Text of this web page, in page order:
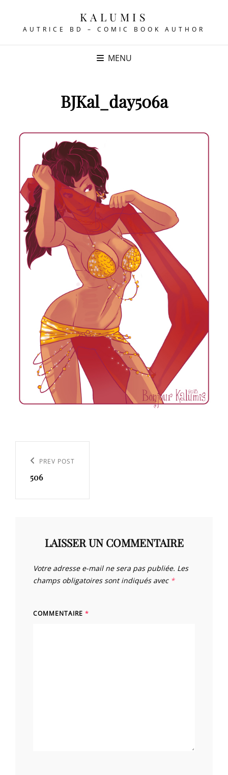
KALUMIS
AUTRICE BD – COMIC BOOK AUTHOR
MENU
BJKal_day506a
l’article
Previous
Post
PREV POST
506
LAISSER UN COMMENTAIRE
Votre adresse e-mail ne sera pas publiée. Les
champs obligatoires sont indiqués avec *
COMMENTAIRE *